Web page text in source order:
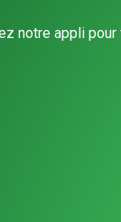
notre appli